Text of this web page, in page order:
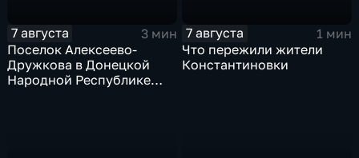
7 августа
3 мин
Поселок Алексеево-
Дружкова в Донецкой
Народной Республике
7 августа
1 мин
Что пережили жители
Константиновки